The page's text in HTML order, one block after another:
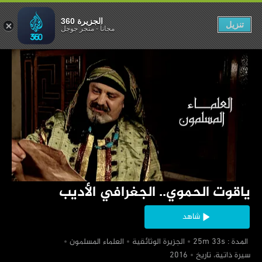
‏ياقوت الحموي.. الجغرافي الأديب
شاهد
‏ المدة : 25m 33s
‏الجزيرة الوثائقية
‏العلماء المسلمون
‏سيرة ذاتية، تاريخ
الأديب
الجزيرة 360
مجاناً-متجر جوجل تنزيل